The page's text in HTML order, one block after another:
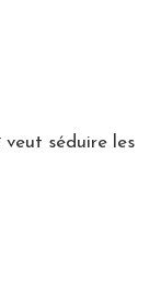
séduire les